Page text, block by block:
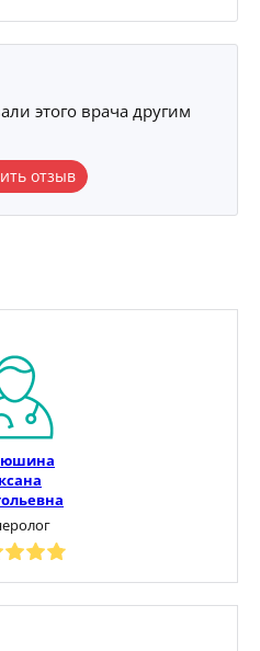
этого врача другим
отзыв